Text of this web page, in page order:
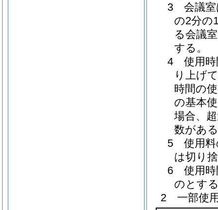
3 会議室
の2分の
る会議
する。
4 使用時
り上げ
時間の
の基本
場合、
数があ
5 使用料
は切り
6 使用時
のとす
2 一部使